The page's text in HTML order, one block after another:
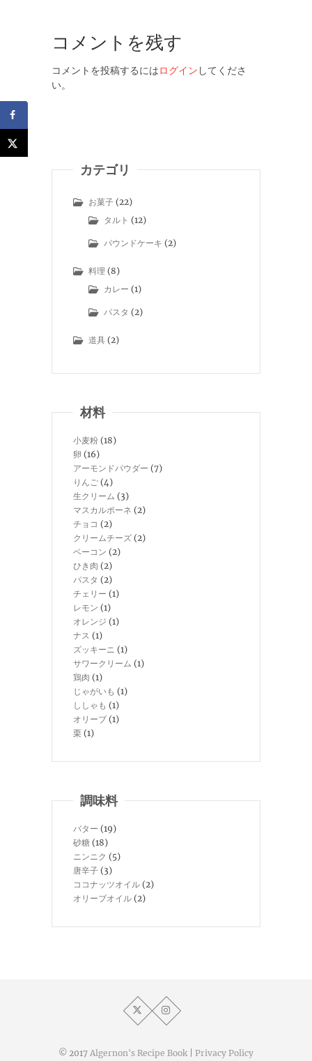
コメントを残す
コメントを投稿するにはログイン してくださ
い。
カテゴリ
お菓子 (22)
タルト (12)
パウンドケーキ (2)
料理 (8)
カレー (1)
パスタ (2)
道具 (2)
材料
小麦粉 (18)
卵 (16)
アーモンドパウダー (7)
りんご (4)
生クリーム (3)
マスカルポーネ (2)
チョコ (2)
クリームチーズ (2)
ベーコン (2)
ひき肉 (2)
パスタ (2)
チェリー (1)
レモン (1)
オレンジ (1)
ナス (1)
ズッキーニ (1)
サワークリーム (1)
鶏肉 (1)
じゃがいも (1)
ししゃも (1)
オリーブ (1)
栗 (1)
調味料
バター (19)
砂糖 (18)
ニンニク (5)
唐辛子 (3)
ココナッツオイル (2)
オリーブオイル (2)
© 2017 Algernon's Recipe Book Privacy Policy